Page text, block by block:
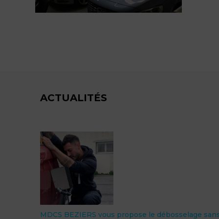
ACTUALITÉS
MDCS BEZIERS vous propose le débosselage